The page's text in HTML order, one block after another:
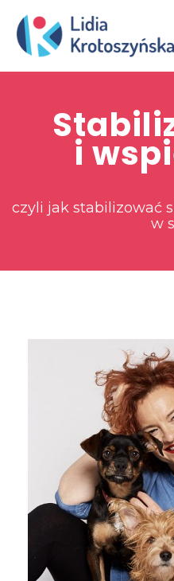
i
czyli jak stabilizować
w